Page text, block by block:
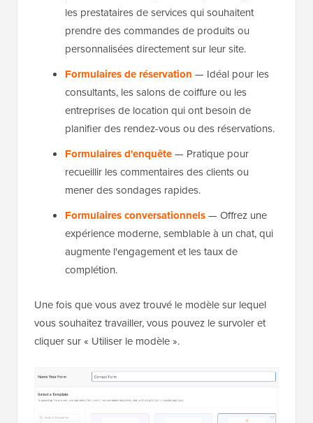
les prestataires de services qui souhaitent
prendre des commandes de produits ou
personnalisées directement sur leur site.
Formulaires de réservation — Idéal pour les
consultants, les salons de coiffure ou les
entreprises de location qui ont besoin de
planifier des rendez-vous ou des réservations.
Formulaires d'enquête— Pratique pour
recueillir les commentaires des clients ou
mener des sondages rapides.
Formulaires conversationnels— Offrez une
expérience moderne, semblable à un chat, qui
augmente l'engagement et les taux de
complétion.
Une fois que vous avez trouvé le modèle sur lequel
vous souhaitez travailler, vous pouvez le survoler et
cliquer sur « Utiliser le modèle ».